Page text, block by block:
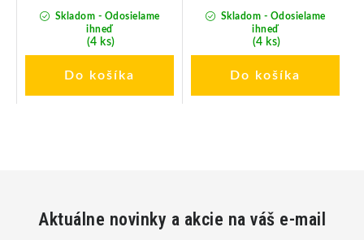
Skladom - Odosielame
ihneď
(4 ks)
Do košíka
Skladom - Odosielame
ihneď
(4 ks)
Do košíka
Aktuálne novinky a akcie na váš e-mail